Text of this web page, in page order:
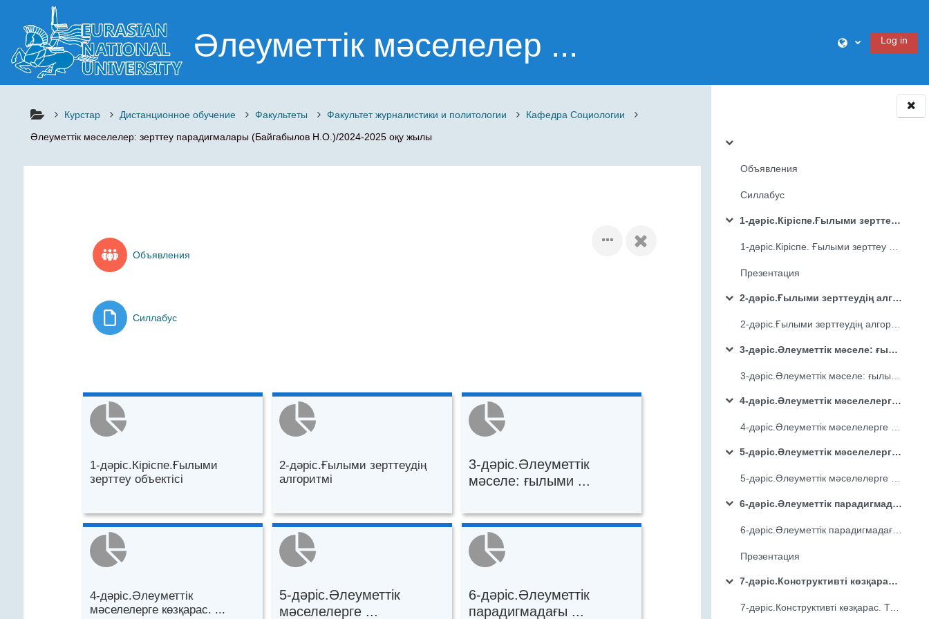
Негізгі мазмұнға
Орау
Объявления
Силлабус
Орау 1-дәріс.Кіріспе.Ғылыми зерттеу объектісі
Презентация
Орау 2-дәріс.Ғылыми зерттеудің алгоритмі
2-дәріс.Ғылыми зерттеудің алгоритмі
Орау 3-дәріс.Әлеуметтік мәселе: ғылыми зерттеулер негізінде әлеуметтанушы-сарапшы ретіндегі көзқарас
Орау 4-дәріс.Әлеуметтік мәселелерге көзқарас. Әлеуметтік мәселелерге функционалдық көзқарас. Миграция және демографиялық саясаттағы әлеуметтік мәселе
Орау 5-дәріс.Әлеуметтік мәселелерге функционалдық көзқарас. Әлеуметтанудағы девиация мәселесі Р.Мертонның девиантты мінез құлық концепциясы
5-дәріс.Әлеуметтік мәселелерге функционалдық көзқарас. Әлеуметтанудағы девиация мәселесі Р.Мертонның девиантты мінез құлық концепциясы
Орау 6-дәріс.Әлеуметтік парадигмадағы интеракционистік көзқарас және Стигмациялау теориясы. Интеракционистік көзқарас. Стигмациялау теориясы
6-дәріс.Әлеуметтік парадигмадағы интеракционистік көзқарас және Стигмациялау теориясы. Интеракционистік көзқарас. Стигмациялау теориясы
Презентация
Орау 7-дәріс.Конструктивті көзқарас. Тарихи кезеңдер: архитектура, фото және қолданбалы өнер саласындағы көріністер. Ж.Пиаже және Дж. Келли.
7-дәріс.Конструктивті көзқарас. Тарихи кезеңдер: архитектура, фото және қолданбалы өнер саласындағы көріністер. Ж.Пиаже және Дж. Келли.
Әлеуметтік мәселелер ... Log in
Курстар Дистанционное обучение Факультеты Факультет журналистики и политологии
Кафедра Социологии
Әлеуметтік мәселелер: зерттеу парадигмалары (Байгабылов Н.О.)/2024-2025 оқу жылы
Объявления
Силлабус
1-дәріс.Кіріспе.Ғылыми
зерттеу объектісі
2-дәріс.Ғылыми зерттеудің
алгоритмі
3-дәріс.Әлеуметтік
мәселе: ғылыми ...
4-дәріс.Әлеуметтік
мәселелерге көзқарас. ...
5-дәріс.Әлеуметтік
мәселелерге ...
6-дәріс.Әлеуметтік
парадигмадағы ...